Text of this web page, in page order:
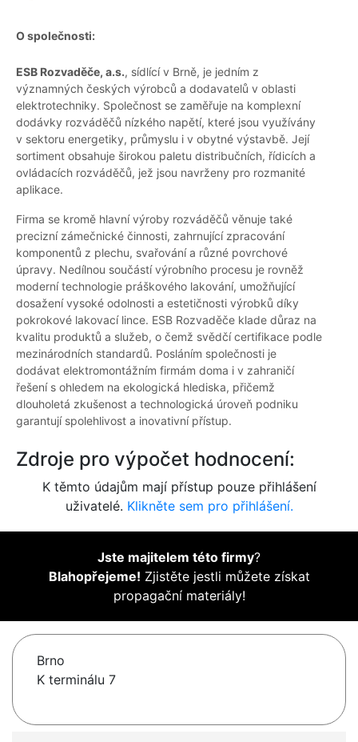
O společnosti:
ESB Rozvaděče, a.s., sídlící v Brně, je jedním z
významných českých výrobců a dodavatelů v oblasti
elektrotechniky. Společnost se zaměřuje na komplexní
dodávky rozváděčů nízkého napětí, které jsou využívány
v sektoru energetiky, průmyslu i v obytné výstavbě. Její
sortiment obsahuje širokou paletu distribučních, řídicích a
ovládacích rozváděčů, jež jsou navrženy pro rozmanité
aplikace.
Firma se kromě hlavní výroby rozváděčů věnuje také
precizní zámečnické činnosti, zahrnující zpracování
komponentů z plechu, svařování a různé povrchové
úpravy. Nedílnou součástí výrobního procesu je rovněž
moderní technologie práškového lakování, umožňující
dosažení vysoké odolnosti a estetičnosti výrobků díky
pokrokové lakovací lince. ESB Rozvaděče klade důraz na
kvalitu produktů a služeb, o čemž svědčí certifikace podle
mezinárodních standardů. Posláním společnosti je
dodávat elektromontážním firmám doma i v zahraničí
řešení s ohledem na ekologická hlediska, přičemž
dlouholetá zkušenost a technologická úroveň podniku
garantují spolehlivost a inovativní přístup.
Zdroje pro výpočet hodnocení:
K těmto údajům mají přístup pouze přihlášení
uživatelé. Klikněte sem pro přihlášení.
Jste majitelem této firmy?
Blahopřejeme! Zjistěte jestli můžete získat
propagační materiály!
Brno
K terminálu 7